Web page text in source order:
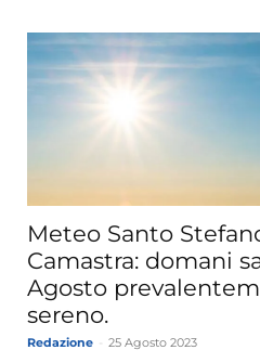
Meteo Santo
Camastra: domani
Agosto
sereno.
Redazione 25 Agosto 2023